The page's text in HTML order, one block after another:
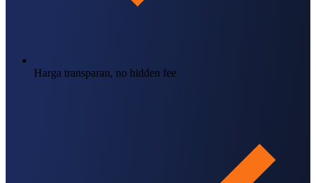
Harga transparan, no hidden fee